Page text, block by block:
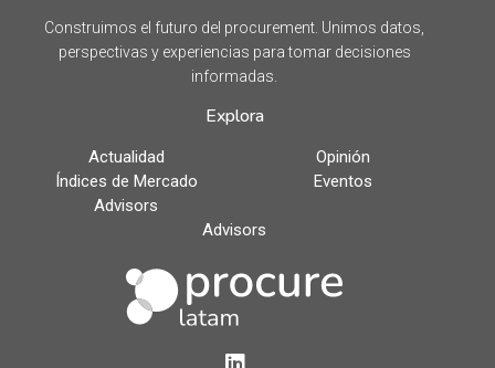
Construimos el futuro del procurement. Unimos datos,
perspectivas y experiencias para tomar decisiones
informadas.
Explora
Actualidad
Opinión
Índices de Mercado
Eventos
Advisors
Advisors
LinkedIn